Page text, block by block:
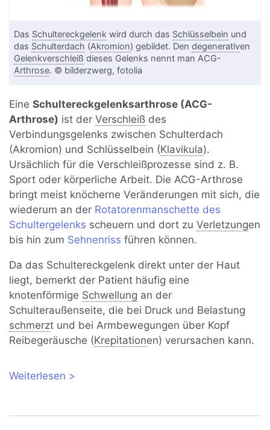
Das Schultereckgelenk wird durch das Schlüsselbein und
das Schulterdach (Akromion) gebildet. Dendegenerativen
Gelenkverschleiß dieses Gelenks nennt man ACG-
Arthrose. © bilderzwerg, fotolia
EineSchultereckgelenksarthrose (ACG-
Arthrose) ist derVerschleiß des
Verbindungsgelenks zwischen Schulterdach
(Akromion) und Schlüsselbein (Klavikula).
Ursächlich für die Verschleißprozesse sind z. B.
Sport oder körperliche Arbeit. Die ACG-Arthrose
bringt meist knöcherne Veränderungen mit sich, die
wiederum an der Rotatorenmanschette des
Schultergelenks scheuern und dort zuVerletzungen
bis hin zum Sehnenriss führen können.
Da das Schultereckgelenk direkt unter der Haut
liegt, bemerkt der Patient häufig eine
knotenförmige Schwellung an der
Schulteraußenseite, die bei Druck und Belastung
schmerzt und bei Armbewegungen über Kopf
Reibegeräusche (Krepitationen) verursachen kann.
Weiterlesen über Schultereckgelenksarthrose (AC-